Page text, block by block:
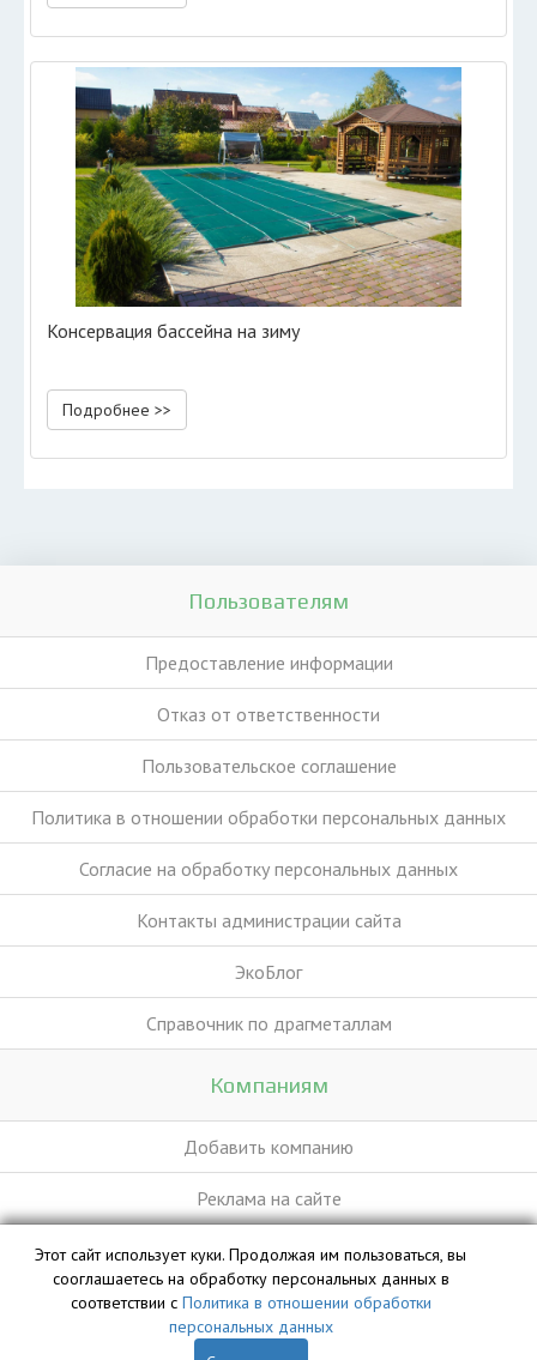
Консервация бассейна на зиму
Подробнее >>
Пользователям
Предоставление информации
Отказ от ответственности
Пользовательское соглашение
Политика в отношении обработки персональных данных
Согласие на обработку персональных данных
Контакты администрации сайта
ЭкоБлог
Справочник по драгметаллам
Компаниям
Добавить компанию
Реклама на сайте
База данных сайта vyvoz.org является интеллектуальной
собственностью ООО «Профит» и охраняется законом.
Этот сайт использует куки. Продолжая им пользоваться, вы
сооглашаетесь на обработку персональных данных в
соответствии с Политика в отношении обработки
персональных данных